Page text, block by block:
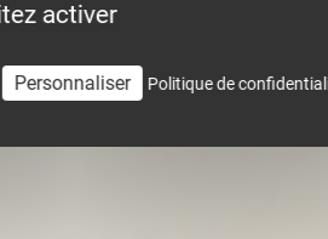
le suivi météo
activer
Personnaliser Politique de